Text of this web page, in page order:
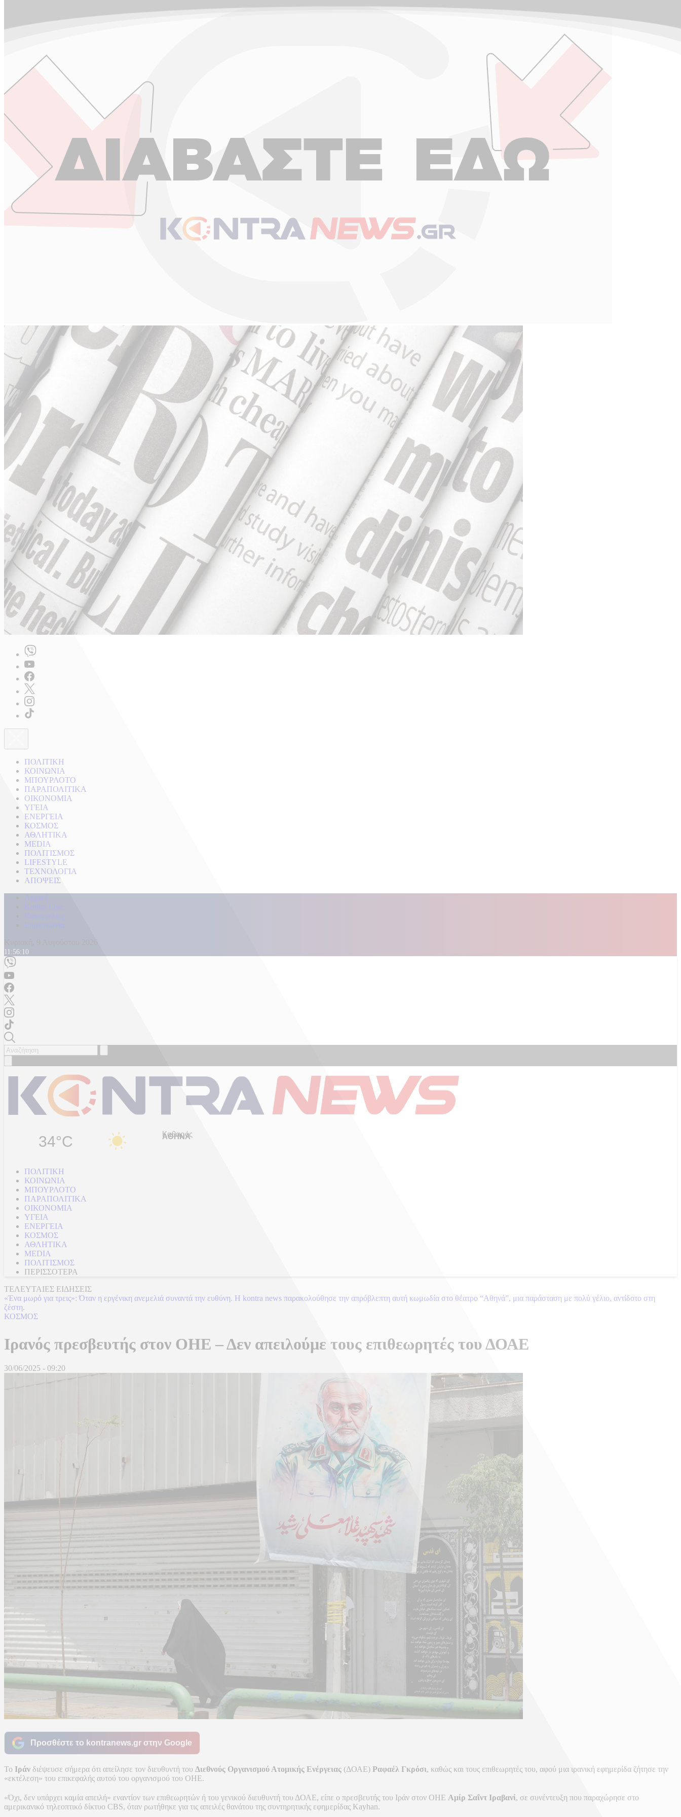
ΠΟΛΙΤΙΚΗ
ΚΟΙΝΩΝΙΑ
ΜΠΟΥΡΛΟΤΟ
ΠΑΡΑΠΟΛΙΤΙΚΑ
ΟΙΚΟΝΟΜΙΑ
ΥΓΕΙΑ
ΕΝΕΡΓΕΙΑ
ΚΟΣΜΟΣ
ΑΘΛΗΤΙΚΑ
MEDIA
ΠΟΛΙΤΙΣΜΟΣ
LIFESTYLE
ΤΕΧΝΟΛΟΓΙΑ
ΑΠΟΨΕΙΣ
Αρχική
Kontra Live
Καταγγελίες
Επικοινωνία
Κυριακή, 9 Αυγούστου 2026
11:56:12
34°C Καθαρός
ΠΟΛΙΤΙΚΗ
ΚΟΙΝΩΝΙΑ
ΜΠΟΥΡΛΟΤΟ
ΠΑΡΑΠΟΛΙΤΙΚΑ
ΟΙΚΟΝΟΜΙΑ
ΥΓΕΙΑ
ΕΝΕΡΓΕΙΑ
ΚΟΣΜΟΣ
ΑΘΛΗΤΙΚΑ
MEDIA
ΠΟΛΙΤΙΣΜΟΣ
ΠΕΡΙΣΣΟΤΕΡΑ
ΤΕΛΕΥΤΑΙΕΣ ΕΙΔΗΣΕΙΣ
«Ένα μωρό για τρεις»: Όταν η εργένικη ανεμελιά συναντά την ευθύνη. Η kontra news παρακολούθησε την απρόβλεπτη αυτή κωμωδία στο θέατρο “Αθηνά”, μια παράσταση με πολύ γέλιο, αντίδοτο στη
ζέστη.
ΚΟΣΜΟΣ
Ιρανός πρεσβευτής στον ΟΗΕ – Δεν απειλούμε τους επιθεωρητές του ΔΟΑΕ
30/06/2025 - 09:20
Προσθέστε το kontranews.gr στην Google
Το Ιράν διέψευσε σήμερα ότι απείλησε τον διευθυντή του Διεθνούς Οργανισμού Ατομικής Ενέργειας (ΔΟΑΕ) Ραφαέλ Γκρόσι, καθώς και τους επιθεωρητές του, αφού μια ιρανική εφημερίδα ζήτησε την
«εκτέλεση» του επικεφαλής αυτού του οργανισμού του ΟΗΕ.
«Όχι, δεν υπάρχει καμία απειλή» εναντίον των επιθεωρητών ή του γενικού διευθυντή του ΔΟΑΕ, είπε ο πρεσβευτής του Ιράν στον ΟΗΕ Αμίρ Σαΐντ Ιραβανί, σε συνέντευξη που παραχώρησε στο
αμερικανικό τηλεοπτικό δίκτυο CBS, όταν ρωτήθηκε για τις απειλές θανάτου της συντηρητικής εφημερίδας Kayhan.